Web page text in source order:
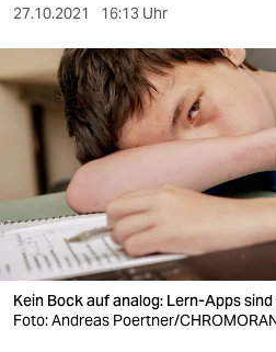
sport
berlin
nord
wahrheit
verlag
verlag
27.10.2021 16:13 Uhr
Kein Bock auf analog: Lern-Apps
Foto: Andreas Poertner/